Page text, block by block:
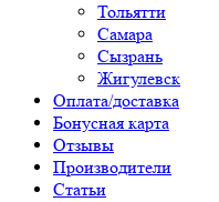
Тольятти
Самара
Сызрань
Жигулевск
Оплата/доставка
Бонусная карта
Отзывы
Производители
Статьи